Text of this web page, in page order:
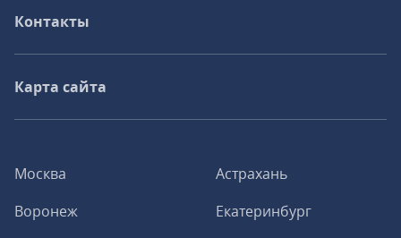
Москва
Астрахань
Воронеж
Екатеринбург
Контакты
Карта сайта